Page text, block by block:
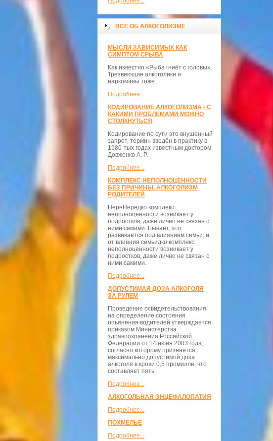
ВСЕ ОБ АЛКОГОЛИЗМЕ
МЫСЛИ ЗАВИСИМЫХ КАК
СИМПТОМ СРЫВА
Как известно «Рыба гниёт с головы».
Трезвеющие алкоголики и
наркоманы тоже.
Подробнее...
КОДИРОВАНИЕ АЛКОГОЛИЗМА - С
КАКИМИ ПРОБЛЕМАМИ МОЖНО
СТОЛКНУТЬСЯ
Кодирование по сути это внушенный
запрет, термин введён в практику в
1980-тых годах известным доктором
Довженко А. Р.
Подробнее...
КОМПЛЕКС НЕПОЛНОЦЕННОСТИ
БЕЗ ПРИЧИНЫ. АЛКОГОЛИЗМ
РОДИТЕЛЕЙ
НереНередко комплекс
неполноценности возникает у
подростков, даже лично не связан с
ними самими. Бывает, это
развивается под влиянием семьи, и
от влияния семьидко комплекс
неполноценности возникает у
подростков, даже лично не связан с
ними самими.
Подробнее...
ДОПУСТИМАЯ ДОЗА АЛКОГОЛЯ
ЗА РУЛЕМ
Проведение освидетельствования
на определение состояния
опьянения водителей утверждается
приказом Министерства
здравоохранения Российской
Федерации от 14 июня 2003 года,
согласно которому признается
максимально допустимой доза
алкоголя в крови 0,5 промилле, что
составляет пять
Подробнее...
АЛКОГОЛЬНАЯ ЭНЦЕФАЛОПАТИЯ
Подробнее...
ПОХМЕЛЬЕ
Подробнее...